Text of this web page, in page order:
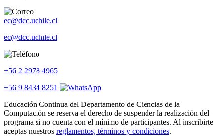
ec@dcc.uchile.cl
ec@dcc.uchile.cl
+56 2 2978 4965
+56 9 8434 8251
Educación Continua del Departamento de Ciencias de la
Computación se reserva el derecho de suspender la realización del
programa si no cuenta con el mínimo de participantes. Al inscribirte
aceptas nuestros reglamentos, términos y condiciones.